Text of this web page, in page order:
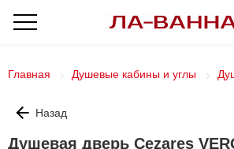
Главная Душевые кабины и углы
Назад
Душевая дверь Cezares